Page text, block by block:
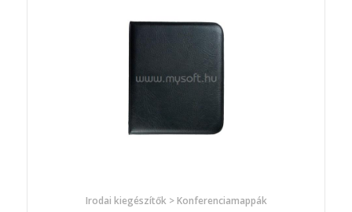
Irodai kiegészítők > Konferenciamappák